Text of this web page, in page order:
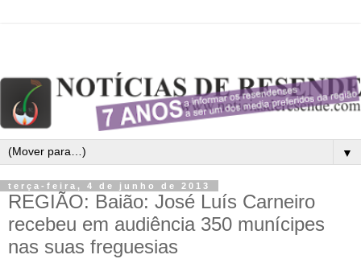
▼
terça-feira, 4 de junho de 2013
REGIÃO: Baião: José Luís Carneiro
recebeu em audiência 350 munícipes
nas suas freguesias